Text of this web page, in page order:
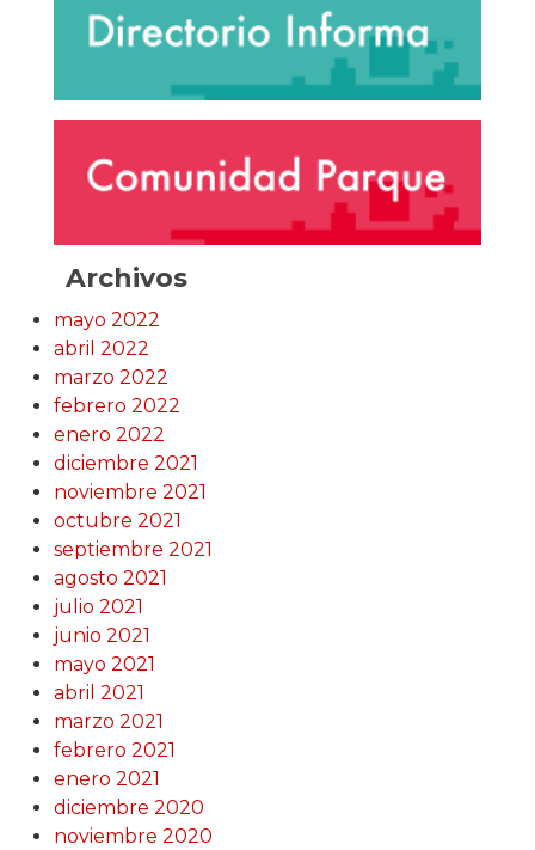
Archivos
mayo 2022
abril 2022
marzo 2022
febrero 2022
enero 2022
diciembre 2021
noviembre 2021
octubre 2021
septiembre 2021
agosto 2021
julio 2021
junio 2021
mayo 2021
abril 2021
marzo 2021
febrero 2021
enero 2021
diciembre 2020
noviembre 2020